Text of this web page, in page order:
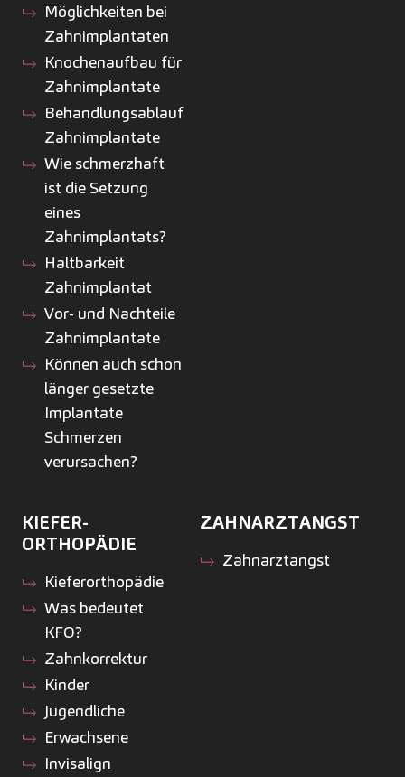
Möglichkeiten bei
Zahnimplantaten
Knochenaufbau für
Zahnimplantate
Behandlungsablauf
Zahnimplantate
Wie schmerzhaft
ist die Setzung
eines
Zahnimplantats?
Haltbarkeit
Zahnimplantat
Vor- und Nachteile
Zahnimplantate
Können auch schon
länger gesetzte
Implantate
Schmerzen
verursachen?
KIEFER­
ORTHOPÄDIE
Kiefer­orthopädie
Was bedeutet
KFO?
Zahnkorrektur
Kinder
Jugendliche
Erwachsene
Invisalign
ZAHNARZTANGST
Zahnarztangst